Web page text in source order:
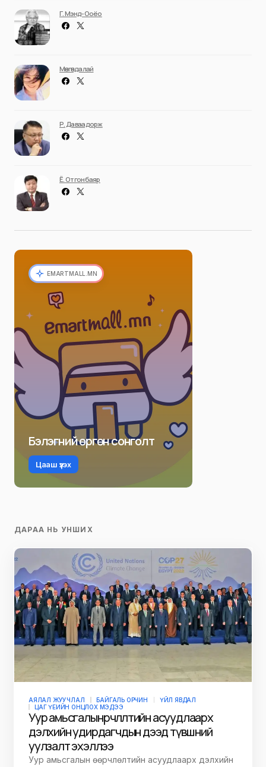
Г. Мэнд-Ооёо
Мөнгөндалай
Р. Даваадорж
Ё. Отгонбаяр
EMARTMALL.MN
Бэлэгний өргөн сонголт
Цааш үзэх
ДАРАА НЬ УНШИХ
АЯЛАЛ ЖУУЧЛАЛ БАЙГАЛЬ ОРЧИН
ҮЙЛ ЯВДАЛ
ЦАГ ҮЕИЙН ОНЦЛОХ МЭДЭЭ
Уур амьсгалын өөрчлөлтийн асуудлаарх
дэлхийн удирдагчдын дээд түвшний
уулзалт эхэллээ
Уур амьсгалын өөрчлөлтийн асуудлаарх дэлхийн